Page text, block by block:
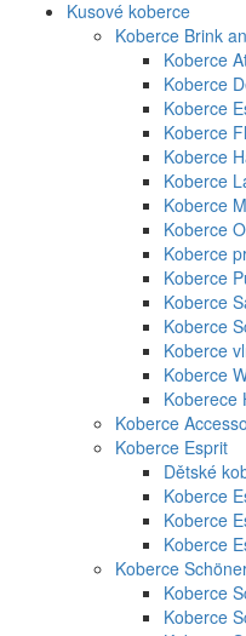
Kusové koberce
Koberce Brink
Koberce
Koberce
Koberce
Koberce
Koberce
Koberce
Koberce
Koberce
Koberce
Koberce
Koberce
Koberce
Koberce
Koberce
Koberece
Koberce
Koberce Esprit
Dětské
Koberce
Koberce
Koberce
Koberce
Koberce
Koberce